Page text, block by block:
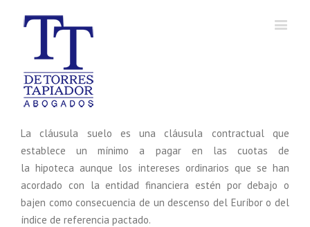
La cláusula suelo es una cláusula contractual que
establece un mínimo a pagar en las cuotas de
la hipoteca aunque los intereses ordinarios que se han
acordado con la entidad financiera estén por debajo o
bajen como consecuencia de un descenso del Euríbor o del
índice de referencia pactado.